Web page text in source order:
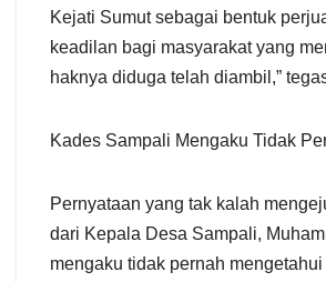
Kejati Sumut sebagai bentuk
keadilan bagi masyarakat yang
haknya diduga telah diambil,”
Kades Sampali Mengaku Tidak
Pernyataan yang tak kalah
dari Kepala Desa Sampali,
mengaku tidak pernah